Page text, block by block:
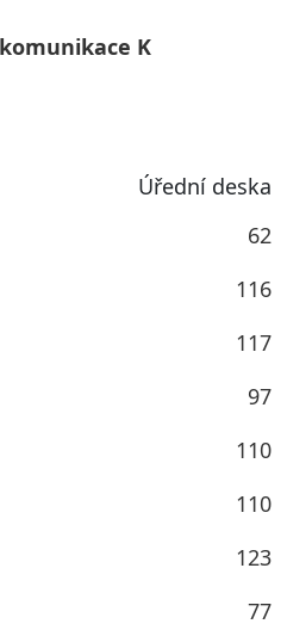
K
Úřední deska
62
116
117
97
110
110
123
77